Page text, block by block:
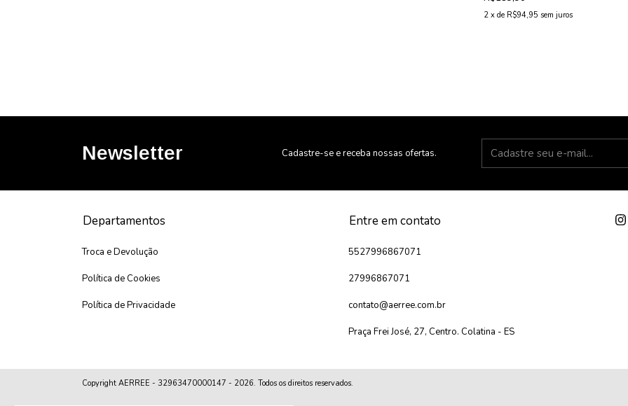
2 x de R$94,95 sem juros
Newsletter Cadastre-se e receba nossas ofertas.
Departamentos
Troca e Devolução
Política de Cookies
Política de Privacidade
Entre em contato
5527996867071
27996867071
contato@aerree.com.br
Praça Frei José, 27, Centro. Colatina - ES
Copyright AERREE - 32963470000147 - 2026. Todos os direitos reservados.